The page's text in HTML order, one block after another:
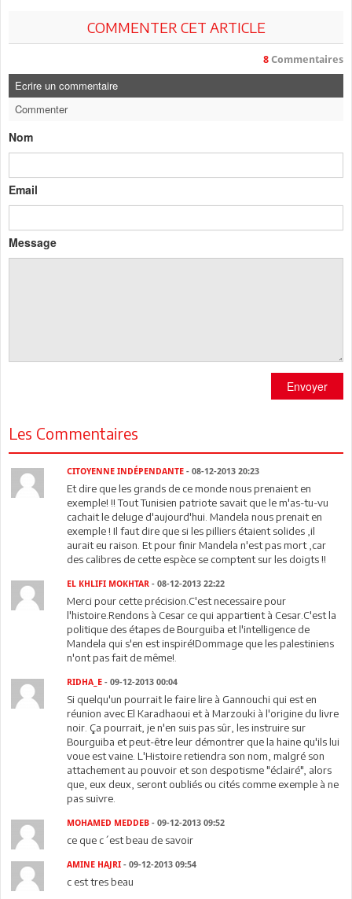
COMMENTER CET ARTICLE
8 Commentaires
Ecrire un commentaire
Commenter
Nom
Email
Message
Envoyer
Les Commentaires
CITOYENNE INDÉPENDANTE - 08-12-2013 20:23
Et dire que les grands de ce monde nous prenaient en
exemple! !! Tout Tunisien patriote savait que le m'as-tu-vu
cachait le deluge d'aujourd'hui. Mandela nous prenait en
exemple ! Il faut dire que si les pilliers étaient solides ,il
aurait eu raison. Et pour finir Mandela n'est pas mort ,car
des calibres de cette espèce se comptent sur les doigts !!
EL KHLIFI MOKHTAR - 08-12-2013 22:22
Merci pour cette précision.C'est necessaire pour
l'histoire.Rendons à Cesar ce qui appartient à Cesar.C'est la
politique des étapes de Bourguiba et l'intelligence de
Mandela qui s'en est inspiré!Dommage que les palestiniens
n'ont pas fait de même!.
RIDHA_E - 09-12-2013 00:04
Si quelqu'un pourrait le faire lire à Gannouchi qui est en
réunion avec El Karadhaoui et à Marzouki à l'origine du livre
noir. Ça pourrait, je n'en suis pas sûr, les instruire sur
Bourguiba et peut-être leur démontrer que la haine qu'ils lui
voue est vaine. L'Histoire retiendra son nom, malgré son
attachement au pouvoir et son despotisme "éclairé", alors
que, eux deux, seront oubliés ou cités comme exemple à ne
pas suivre.
MOHAMED MEDDEB - 09-12-2013 09:52
ce que c´est beau de savoir
AMINE HAJRI- 09-12-2013 09:54
c est tres beau